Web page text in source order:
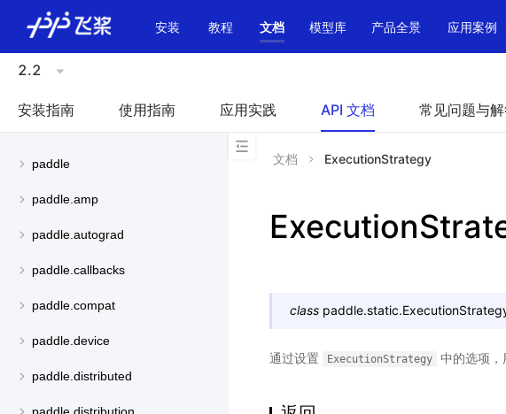
安装 教程 文档 模型库 产品全景 应用案例
2.2
安装指南 使用指南 应用实践 API 文档 常见问题与
paddle
paddle.amp
paddle.autograd
paddle.callbacks
paddle.compat
paddle.device
paddle.distributed
文档 ExecutionStrategy
class paddle.static.
通过设置 ExecutionStrategy 中的选项，